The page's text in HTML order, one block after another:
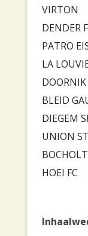
VIRTON
DENDER
PATRO
LA
DOORNIK
BLEID
DIEGEM
UNION
HOEI FC